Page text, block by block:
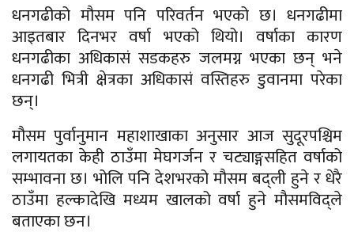
धनगढीको मौसम पनि परिवर्तन भएको छ। धनगढीमा
आइतबार दिनभर वर्षा भएको थियो। वर्षाका कारण
धनगढीका अधिकासं सडकहरु जलमग्न भएका छन् भने
धनगढी भित्री क्षेत्रका अधिकासं वस्तिहरु डुवानमा परेका
छन्।
मौसम पुर्वानुमान महाशाखाका अनुसार आज सुदूरपश्चिम
लगायतका केही ठाउँमा मेघगर्जन र चट्याङ्गसहित वर्षाको
सम्भावना छ। भोलि पनि देशभरको मौसम बद्ली हुने र धेरै
ठाउँमा हल्कादेखि मध्यम खालको वर्षा हुने मौसमविद्ले
बताएका छन।